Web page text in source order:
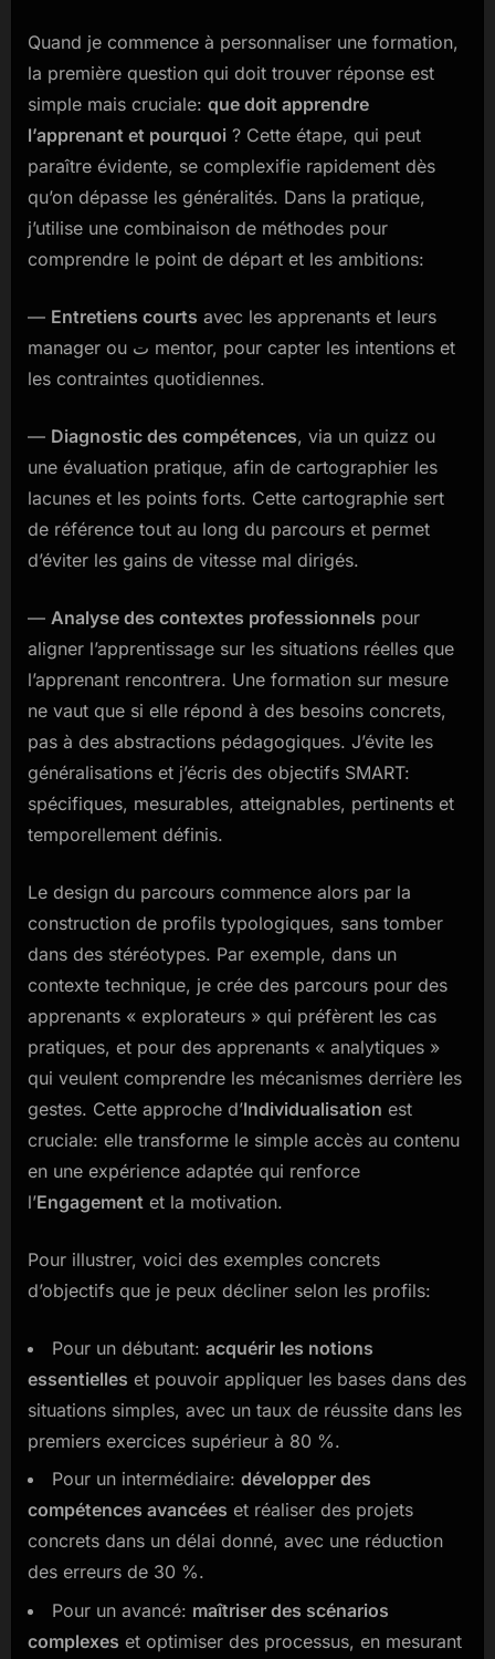
Quand je commence à personnaliser une formation,
la première question qui doit trouver réponse est
simple mais cruciale: que doit apprendre
l’apprenant et pourquoi ? Cette étape, qui peut
paraître évidente, se complexifie rapidement dès
qu’on dépasse les généralités. Dans la pratique,
j’utilise une combinaison de méthodes pour
comprendre le point de départ et les ambitions:
— Entretiens courts avec les apprenants et leurs
manager ou ت mentor, pour capter les intentions et
les contraintes quotidiennes.
— Diagnostic des compétences, via un quizz ou
une évaluation pratique, afin de cartographier les
lacunes et les points forts. Cette cartographie sert
de référence tout au long du parcours et permet
d’éviter les gains de vitesse mal dirigés.
— Analyse des contextes professionnels pour
aligner l’apprentissage sur les situations réelles que
l’apprenant rencontrera. Une formation sur mesure
ne vaut que si elle répond à des besoins concrets,
pas à des abstractions pédagogiques. J’évite les
généralisations et j’écris des objectifs SMART:
spécifiques, mesurables, atteignables, pertinents et
temporellement définis.
Le design du parcours commence alors par la
construction de profils typologiques, sans tomber
dans des stéréotypes. Par exemple, dans un
contexte technique, je crée des parcours pour des
apprenants « explorateurs » qui préfèrent les cas
pratiques, et pour des apprenants « analytiques »
qui veulent comprendre les mécanismes derrière les
gestes. Cette approche d’Individualisation est
cruciale: elle transforme le simple accès au contenu
en une expérience adaptée qui renforce
l’Engagement et la motivation.
Pour illustrer, voici des exemples concrets
d’objectifs que je peux décliner selon les profils:
Pour un débutant: acquérir les notions
essentielles et pouvoir appliquer les bases dans des
situations simples, avec un taux de réussite dans les
premiers exercices supérieur à 80 %.
Pour un intermédiaire: développer des
compétences avancées et réaliser des projets
concrets dans un délai donné, avec une réduction
des erreurs de 30 %.
Pour un avancé: maîtriser des scénarios
complexes et optimiser des processus, en mesurant